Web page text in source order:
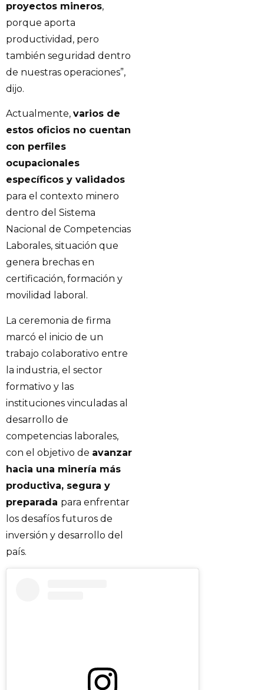
proyectos mineros,
porque aporta
productividad, pero
también seguridad dentro
de nuestras operaciones”,
dijo.
Actualmente, varios de
estos oficios no cuentan
con perfiles
ocupacionales
específicos y validados
para el contexto minero
dentro del Sistema
Nacional de Competencias
Laborales, situación que
genera brechas en
certificación, formación y
movilidad laboral.
La ceremonia de firma
marcó el inicio de un
trabajo colaborativo entre
la industria, el sector
formativo y las
instituciones vinculadas al
desarrollo de
competencias laborales,
con el objetivo de avanzar
hacia una minería más
productiva, segura y
preparada para enfrentar
los desafíos futuros de
inversión y desarrollo del
país.